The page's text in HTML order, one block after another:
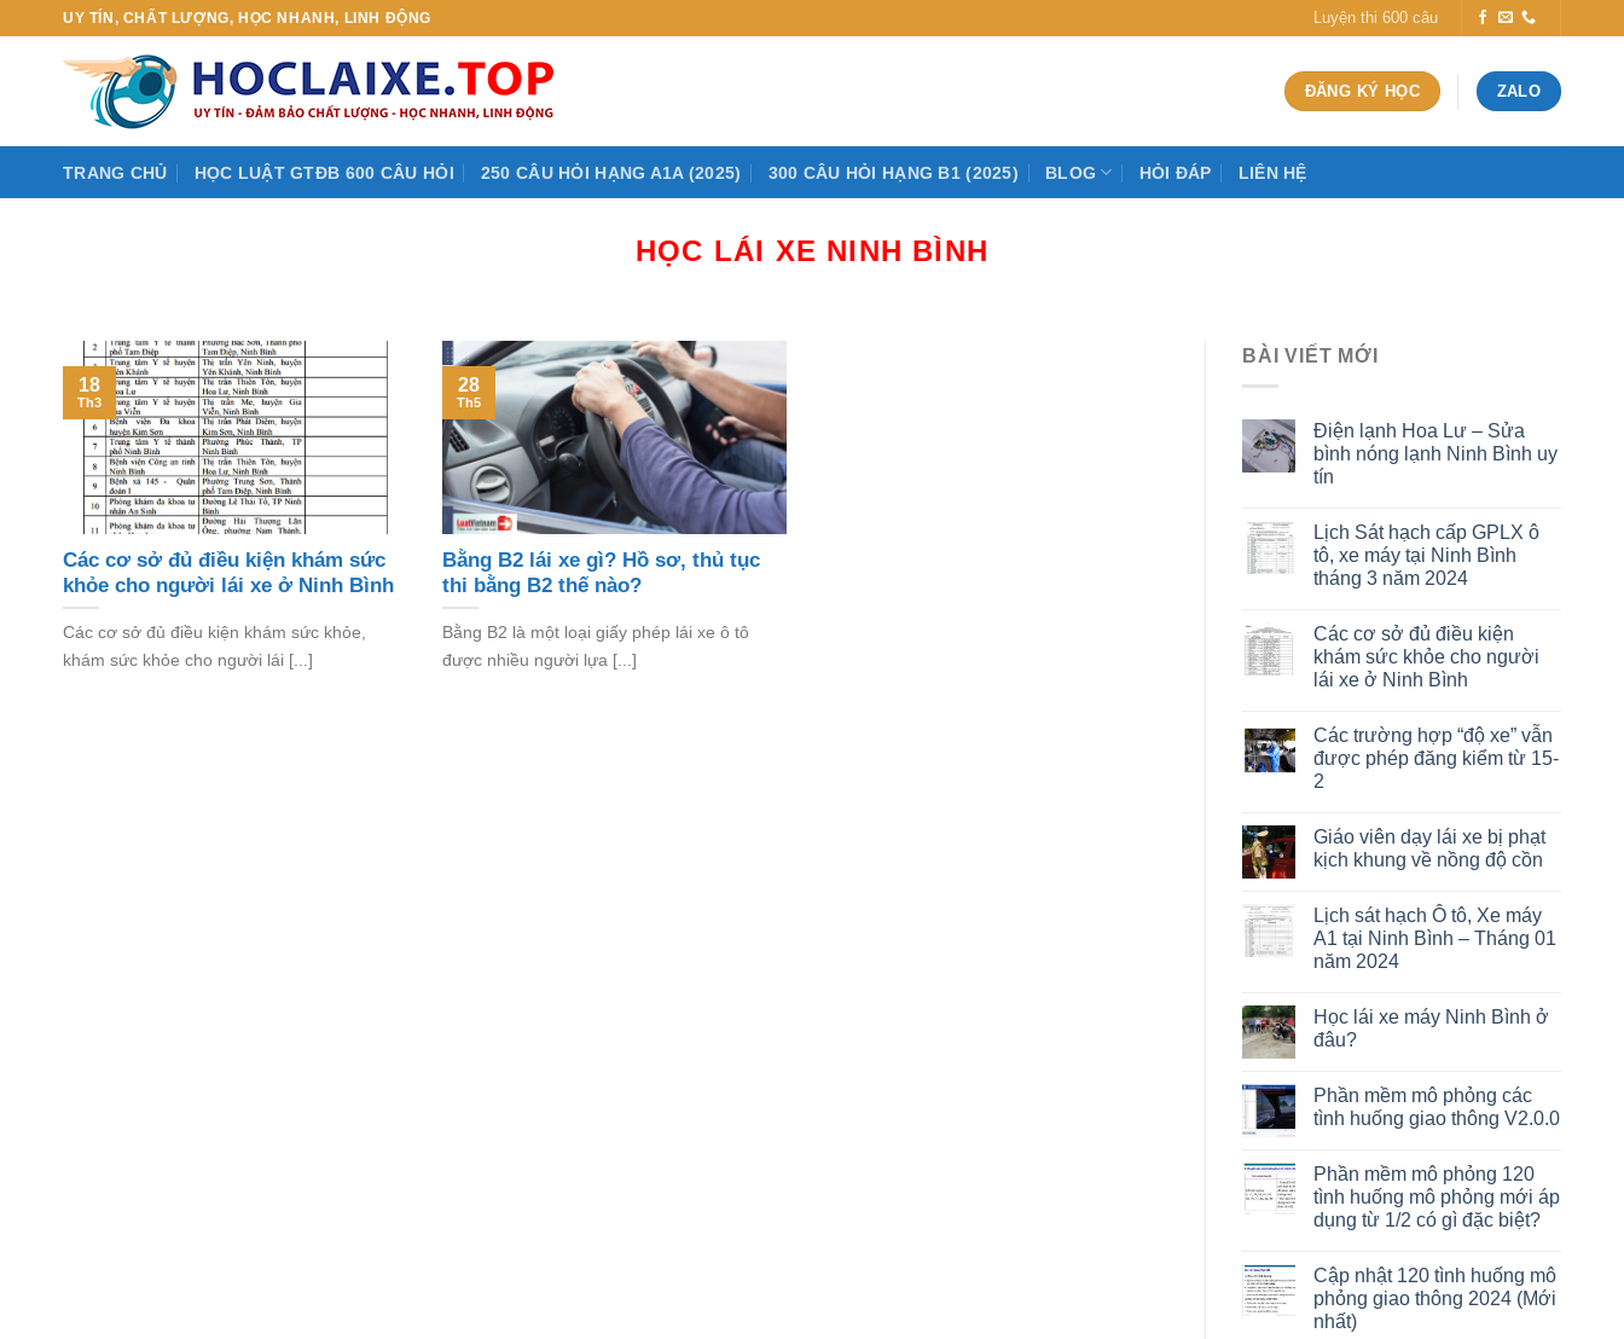
UY TÍN, CHẤT LƯỢNG, HỌC NHANH, LINH ĐỘNG Luyện thi 600 câu
ĐĂNG KÝ HỌC ZALO
TRANG CHỦ HỌC LUẬT GTĐB 600 CÂU HỎI 250 CÂU HỎI HẠNG A1A (2025) 300 CÂU HỎI HẠNG B1 (2025) BLOG HỎI ĐÁP LIÊN HỆ
HỌC LÁI XE NINH BÌNH
Các cơ sở đủ điều kiện khám sức
khỏe cho người lái xe ở Ninh Bình
Các cơ sở đủ điều kiện khám sức khỏe,
khám sức khỏe cho người lái [...]
18
Th3
Bằng B2 lái xe gì? Hồ sơ, thủ tục
thi bằng B2 thế nào?
Bằng B2 là một loại giấy phép lái xe ô tô
được nhiều người lựa [...]
28
Th5
BÀI VIẾT MỚI
Điện lạnh Hoa Lư – Sửa
bình nóng lạnh Ninh Bình uy
tín
Lịch Sát hạch cấp GPLX ô
tô, xe máy tại Ninh Bình
tháng 3 năm 2024
Các cơ sở đủ điều kiện
khám sức khỏe cho người
lái xe ở Ninh Bình
Các trường hợp “độ xe” vẫn
được phép đăng kiểm từ 15-
2
Giáo viên dạy lái xe bị phạt
kịch khung về nồng độ cồn
Lịch sát hạch Ô tô, Xe máy
A1 tại Ninh Bình – Tháng 01
năm 2024
Học lái xe máy Ninh Bình ở
đâu?
Phần mềm mô phỏng các
tình huống giao thông V2.0.0
Phần mềm mô phỏng 120
tình huống mô phỏng mới áp
dụng từ 1/2 có gì đặc biệt?
Cập nhật 120 tình huống mô
phỏng giao thông 2024 (Mới
nhất)